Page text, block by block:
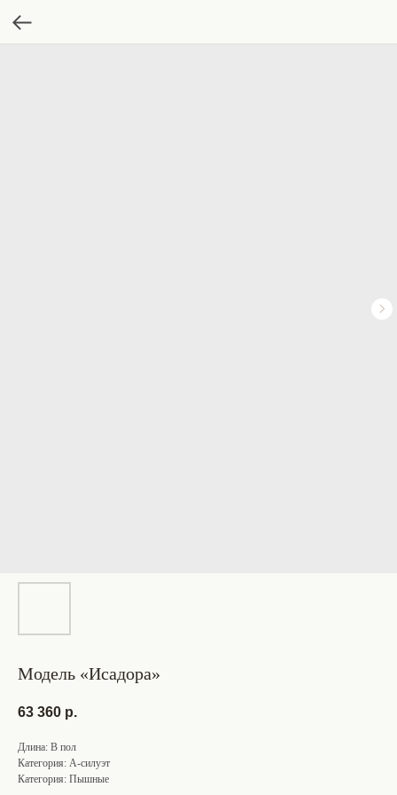
Модель «Исадора»
63 360 р.
Длина: В пол
Категория: А-силуэт
Категория: Пышные